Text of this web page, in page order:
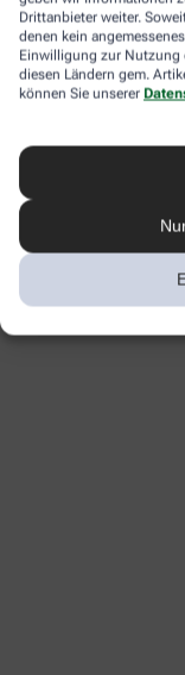
Drittanbieter weiter.
denen kein
Einwilligung zur Nutzung
diesen Ländern gem.
können Sie unserer